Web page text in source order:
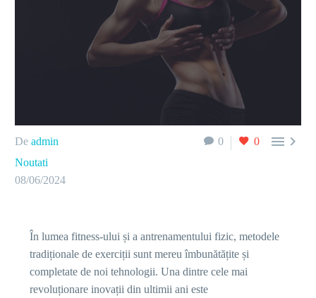
0 0  
De admin
Noutati
08/06/2024
În lumea fitness-ului și a antrenamentului fizic, metodele
tradiționale de exerciții sunt mereu îmbunătățite și
completate de noi tehnologii. Una dintre cele mai
revoluționare inovații din ultimii ani este